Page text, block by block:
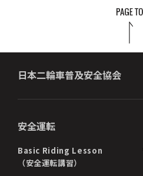
日本二輪車普及安全協会
安全運転
Basic Riding Lesson
（安全運転講習）